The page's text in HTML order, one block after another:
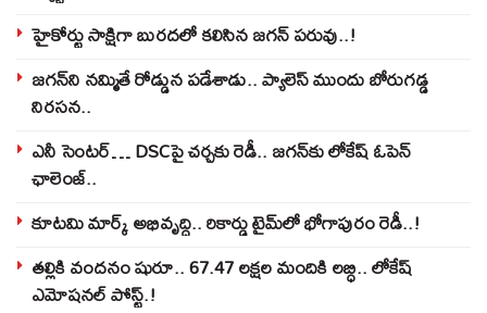
హైకోర్టు సాక్షిగా బురదలో కలిసిన జగన్ పరువు..!
జగన్‌ని నమ్మితే రోడ్డున పడేశాడు.. ప్యాలెస్‌ ముందు బోరుగడ్డ
నిరసన..
ఎనీ సెంటర్‌… DSCపై చర్చకు రెడీ.. జగన్‌కు లోకేష్‌ ఓపెన్
ఛాలెంజ్..
కూటమి మార్క్ అభివృద్ధి.. రికార్డు టైమ్‌లో భోగాపురం రెడీ..!
తల్లికి వందనం షురూ.. 67.47 లక్షల మందికి లబ్ధి.. లోకేష్‌
ఎమోషనల్ పోస్ట్‌.!